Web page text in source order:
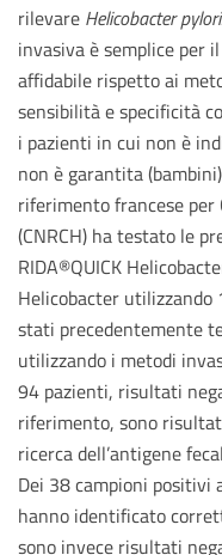
rilevare Helicobacter
invasiva è semplice per
affidabile rispetto ai
sensibilità e specificità
i pazienti in cui non è
non è garantita
riferimento francese per
(CNRCH) ha testato le
RIDA®QUICK
Helicobacter utilizzando
stati precedentemente
utilizzando i metodi
94 pazienti, risultati
riferimento, sono
ricerca dell’antigene
Dei 38 campioni positivi
hanno identificato
sono invece risultati